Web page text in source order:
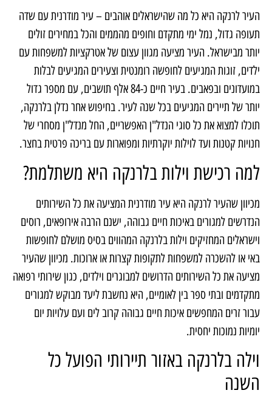
העיר לרנקה היא כל מה שהישראלים אוהבים – עיר מודרנית עם שדה
תעופה גדול, נמל ימי מתקדם וחופים מהממים והכל במחירים זולים
יותר מבישראל. העיר מציעה מגוון עצום של אטרקציות למשפחות עם
ילדים, זוגות המגיעים לחופשה רומנטית וצעירים המגיעים לבלות
במועדונים ובפאבים. בעיר חיים כ-84 אלף תושבים, עם מספר גדול
יותר של תיירים המגיעים בכל שנה לעיר. בחיפוש אחר נדלן בלרנקה,
תוכלו למצוא את כל סוגי הנדל"ן האפשריים, החל מנדל"ן מסחרי של
חנויות קטנות ועד לוילות יוקרתיות ומפוארות עם בריכה פרטית בחצר.
למה רכישת וילות בלרנקה היא משתלמת?
מכיוון שהעיר לרנקה היא עיר מודרנית המציעה את כל השירותים
הנדרשים למגורים באיכות חיים גבוהה, ישנם הרבה אירופאים, רוסים
וישראלים המחזיקים וילות בלרנקה המהווים בסיס מושלם לחופשות
באי או להשכרה למשפחות לתקופות קצרות או ארוכות. מכיוון שהעיר
מציעה את כל השירותים הדרושים למבוגרים וילדים, כגון שירותי רפואה
מתקדמים ובתי ספר בין לאומיים, היא נחשבת ליעד מבוקש למגורים
עבור זרים המחפשים איכות חיים גבוהה קרוב לים ועם עלויות יום
יומיות נמוכות יחסית.
וילה בלרנקה באזור תיירותי הפועל כל
השנה